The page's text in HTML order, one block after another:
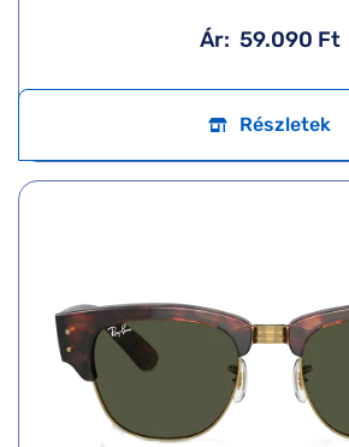
Ár: 59.090 Ft
Részletek